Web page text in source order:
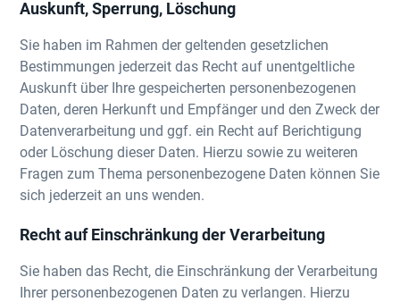
Auskunft, Sperrung, Löschung
Sie haben im Rahmen der geltenden gesetzlichen
Bestimmungen jederzeit das Recht auf unentgeltliche
Auskunft über Ihre gespeicherten personenbezogenen
Daten, deren Herkunft und Empfänger und den Zweck der
Datenverarbeitung und ggf. ein Recht auf Berichtigung
oder Löschung dieser Daten. Hierzu sowie zu weiteren
Fragen zum Thema personenbezogene Daten können Sie
sich jederzeit an uns wenden.
Recht auf Einschränkung der Verarbeitung
Sie haben das Recht, die Einschränkung der Verarbeitung
Ihrer personenbezogenen Daten zu verlangen. Hierzu